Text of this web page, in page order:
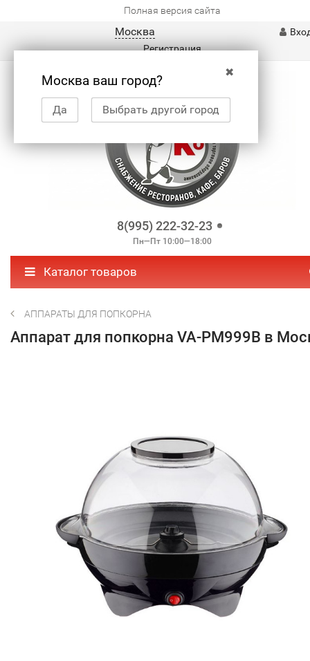
Полная версия сайта
Москва
✖
Москва ваш город?
Да Выбрать другой город
Регистрация
8(995) 222-32-23
Пн—Пт 10:00—18:00
Каталог товаров
АППАРАТЫ ДЛЯ ПОПКОРНА
Аппарат для попкорна VA-PM999B в